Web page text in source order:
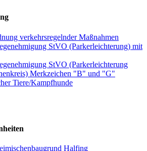
verkehrsregelnder Maßnahmen
StVO (Parkerleichterung) mit
StVO (Parkerleichterung
Merkzeichen "B" und "G"
Tiere/Kampfhunde
Halfing